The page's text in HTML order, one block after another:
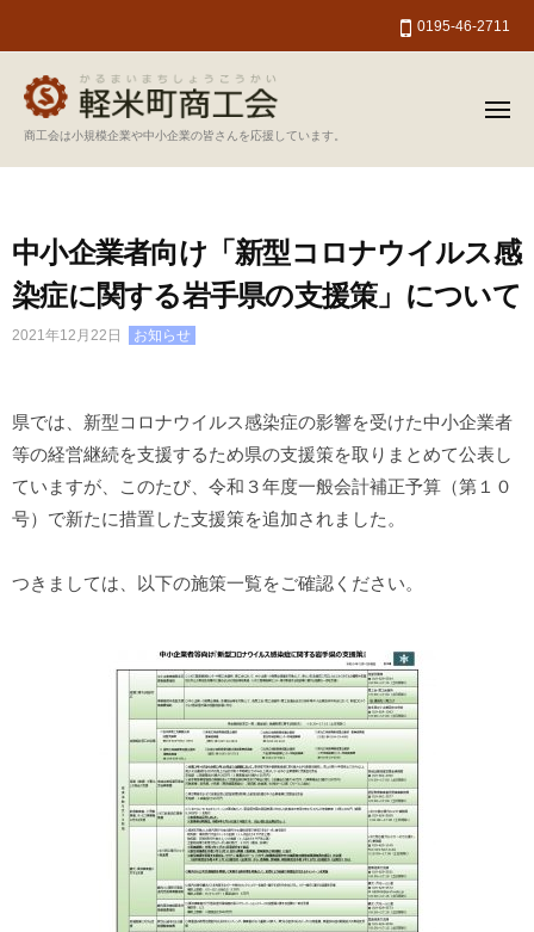
ン
キ
プ
0195-46-2711
軽
米
商
工
会
商工会は小規模企業や中小企業の皆さんを応援しています。
メ
中小企業者向け「新型コロナウイルス感
染症に関する岩手県の支援策」について
2021年12月22日 お知らせ
県では、新型コロナウイルス感染症の影響を受けた中小企業者
等の経営継続を支援するため県の支援策を取りまとめて公表し
ていますが、このたび、令和３年度一般会計補正予算（第１０
号）で新たに措置した支援策を追加されました。
つきましては、以下の施策一覧をご確認ください。
町
商
工
会